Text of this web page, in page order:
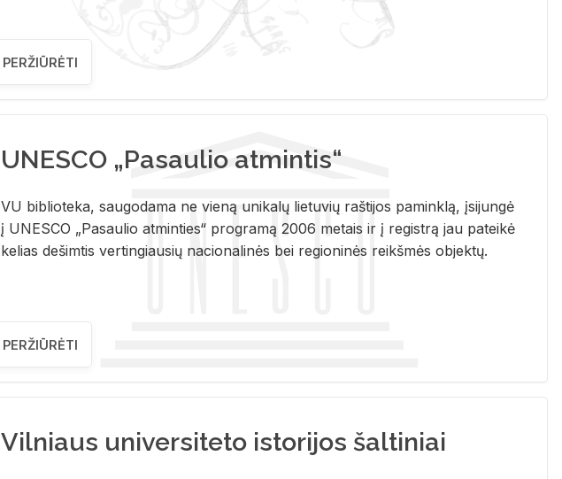
PERŽIŪRĖTI
UNESCO „Pasaulio atmintis“
VU biblioteka, saugodama ne vieną unikalų lietuvių raštijos paminklą, įsijungė
į UNESCO „Pasaulio atminties“ programą 2006 metais ir į registrą jau pateikė
kelias dešimtis vertingiausių nacionalinės bei regioninės reikšmės objektų.
PERŽIŪRĖTI
Vilniaus universiteto istorijos šaltiniai